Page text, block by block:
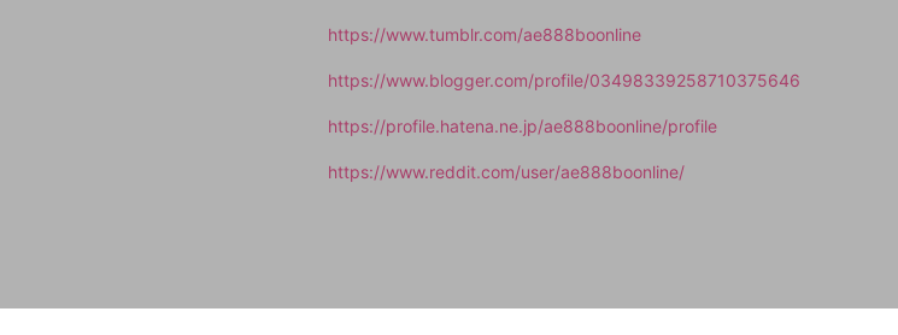
https://www.tumblr.com/ae888boonline
https://www.blogger.com/profile/03498339258710375646
https://profile.hatena.ne.jp/ae888boonline/profile
https://www.reddit.com/user/ae888boonline/